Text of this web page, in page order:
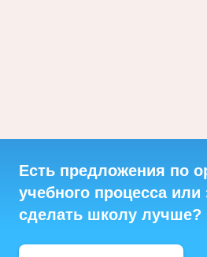
Есть предложения по
учебного процесса или
сделать школу лучше?